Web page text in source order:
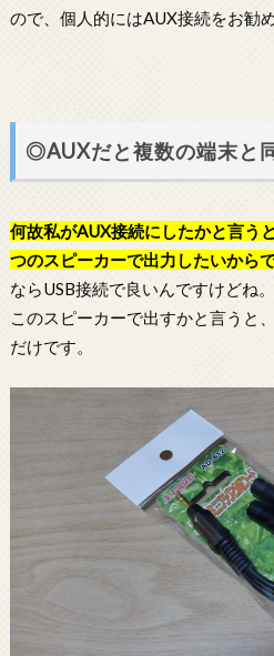
ので、個人的にはAUX接続をお勧め
◎AUXだと複数の端末と
何故私がAUX接続にしたかと言う
つのスピーカーで出力したいからで
ならUSB接続で良いんですけどね
このスピーカーで出すかと言うと
だけです。